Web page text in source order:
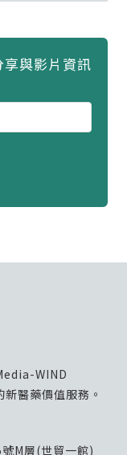
與影片資訊
WIND
醫藥價值服務。
M層(世貿一館)